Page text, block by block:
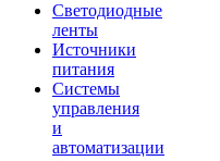
Светодиодные
ленты
Источники
питания
Системы
управления
и
автоматизации